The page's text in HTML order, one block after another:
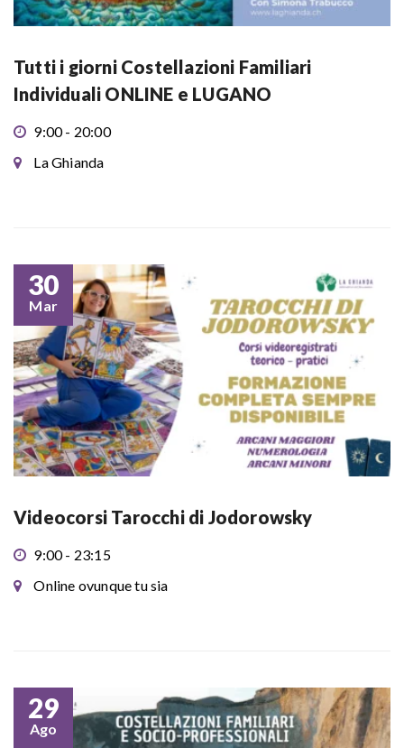
Tutti i giorni Costellazioni Familiari
Individuali ONLINE e LUGANO
9:00 - 20:00
La Ghianda
30
Mar
Videocorsi Tarocchi di Jodorowsky
9:00 - 23:15
Online ovunque tu sia
29
Ago